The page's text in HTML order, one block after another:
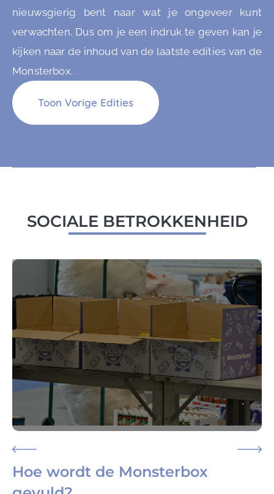
nieuwsgierig bent naar wat je ongeveer kunt
verwachten. Dus om je een indruk te geven kan je
kijken naar de inhoud van de laatste edities van de
Monsterbox.
Toon Vorige Edities
SOCIALE BETROKKENHEID
Hoe wordt de Monsterbox